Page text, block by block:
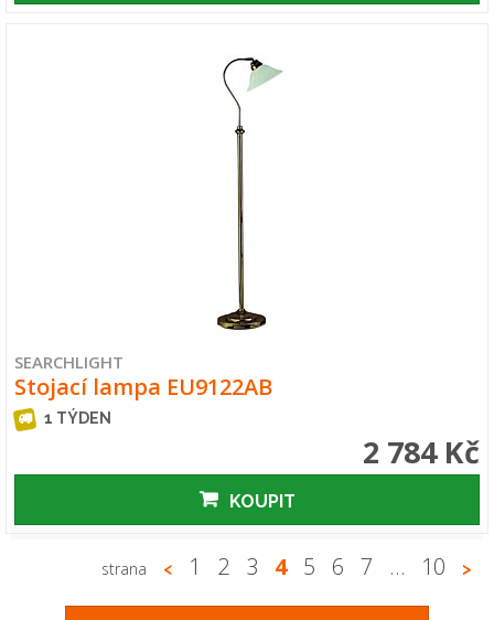
SEARCHLIGHT
Stojací lampa EU9122AB
1 TÝDEN
2 784 Kč
KOUPIT
strana < 1 2 3 4 5 6 7 … 10 >